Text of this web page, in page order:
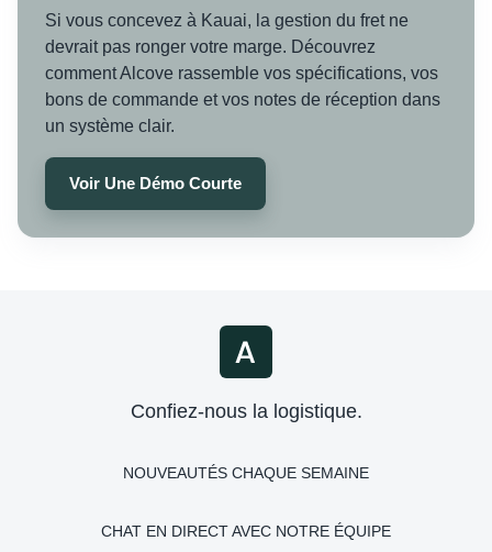
Si vous concevez à Kauai, la gestion du fret ne
devrait pas ronger votre marge. Découvrez
comment Alcove rassemble vos spécifications, vos
bons de commande et vos notes de réception dans
un système clair.
Voir Une Démo Courte
Confiez-nous la logistique.
NOUVEAUTÉS CHAQUE SEMAINE
CHAT EN DIRECT AVEC NOTRE ÉQUIPE